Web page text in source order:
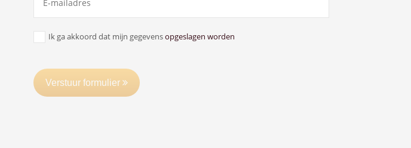
Ik ga akkoord dat mijn gegevensopgeslagen worden
Verstuur formulier